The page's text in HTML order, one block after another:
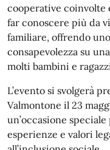
cooperative coinvolte
far conoscere più da
familiare, offrendo
consapevolezza su
molti bambini e
L’evento si svolgerà
Valmontone il 23
un’occasione
esperienze e valori